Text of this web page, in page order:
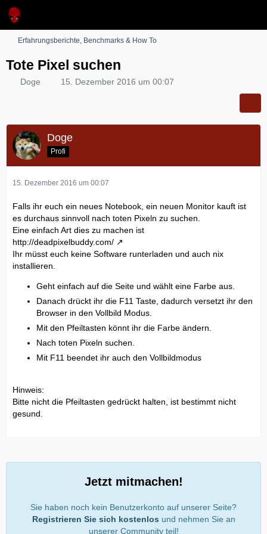
Erfahrungsberichte, Benchmarks & How To
Tote Pixel suchen
Doge 15. Dezember 2016 um 00:07
Doge
Profi
15. Dezember 2016 um 00:07
Falls ihr euch ein neues Notebook, ein neuen Monitor kauft ist
es durchaus sinnvoll nach toten Pixeln zu suchen.
Eine einfach Art dies zu machen ist
http://deadpixelbuddy.com/
Ihr müsst euch keine Software runterladen und auch nix
installieren.
Geht einfach auf die Seite und wählt eine Farbe aus.
Danach drückt ihr die F11 Taste, dadurch versetzt ihr den
Browser in den Vollbild Modus.
Mit den Pfeiltasten könnt ihr die Farbe ändern.
Nach toten Pixeln suchen.
Mit F11 beendet ihr auch den Vollbildmodus
Hinweis:
Bitte nicht die Pfeiltasten gedrückt halten, ist bestimmt nicht
gesund.
Jetzt mitmachen!
Sie haben noch kein Benutzerkonto auf unserer Seite?
Registrieren Sie sich kostenlos und nehmen Sie an
unserer Community teil!